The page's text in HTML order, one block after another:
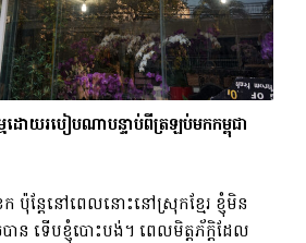
ម្ម​ដោយ​របៀប​ណា​បន្ទាប់​ពី​ត្រឡប់​មក​កម្ពុជា​
ប៉ុន្តែនៅពេលនោះនៅស្រុកខ្មែរ ខ្ញុំមិន
ន ទើបខ្ញុំបោះបង់។ ពេលមិត្តភ័ក្តិដែល